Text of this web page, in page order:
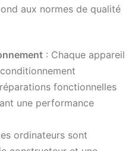
aux normes de qualité
: Chaque appareil
fonctionnelles
une performance
ordinateurs sont